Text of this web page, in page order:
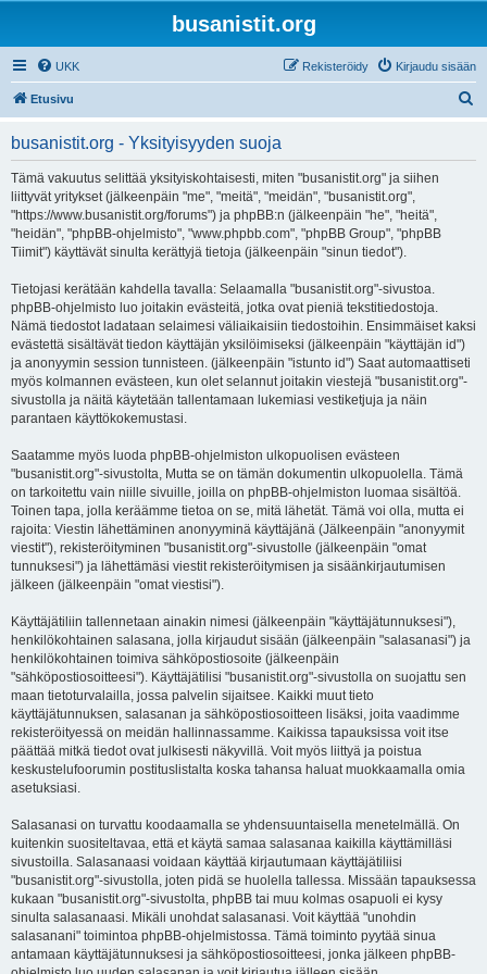
busanistit.org
UKK Kirjaudu sisään
Rekisteröidy
Etusivu
busanistit.org - Yksityisyyden suoja
Tämä vakuutus selittää yksityiskohtaisesti, miten "busanistit.org" ja siihen
liittyvät yritykset (jälkeenpäin "me", "meitä", "meidän", "busanistit.org",
"https://www.busanistit.org/forums") ja phpBB:n (jälkeenpäin "he", "heitä",
"heidän", "phpBB-ohjelmisto", "www.phpbb.com", "phpBB Group", "phpBB
Tiimit") käyttävät sinulta kerättyjä tietoja (jälkeenpäin "sinun tiedot").
Tietojasi kerätään kahdella tavalla: Selaamalla "busanistit.org"-sivustoa.
phpBB-ohjelmisto luo joitakin evästeitä, jotka ovat pieniä tekstitiedostoja.
Nämä tiedostot ladataan selaimesi väliaikaisiin tiedostoihin. Ensimmäiset kaksi
evästettä sisältävät tiedon käyttäjän yksilöimiseksi (jälkeenpäin "käyttäjän id")
ja anonyymin session tunnisteen. (jälkeenpäin "istunto id") Saat automaattiseti
myös kolmannen evästeen, kun olet selannut joitakin viestejä "busanistit.org"-
sivustolla ja näitä käytetään tallentamaan lukemiasi vestiketjuja ja näin
parantaen käyttökokemustasi.
Saatamme myös luoda phpBB-ohjelmiston ulkopuolisen evästeen
"busanistit.org"-sivustolta, Mutta se on tämän dokumentin ulkopuolella. Tämä
on tarkoitettu vain niille sivuille, joilla on phpBB-ohjelmiston luomaa sisältöä.
Toinen tapa, jolla keräämme tietoa on se, mitä lähetät. Tämä voi olla, mutta ei
rajoita: Viestin lähettäminen anonyyminä käyttäjänä (Jälkeenpäin "anonyymit
viestit"), rekisteröityminen "busanistit.org"-sivustolle (jälkeenpäin "omat
tunnuksesi") ja lähettämäsi viestit rekisteröitymisen ja sisäänkirjautumisen
jälkeen (jälkeenpäin "omat viestisi").
Käyttäjätiliin tallennetaan ainakin nimesi (jälkeenpäin "käyttäjätunnuksesi"),
henkilökohtainen salasana, jolla kirjaudut sisään (jälkeenpäin "salasanasi") ja
henkilökohtainen toimiva sähköpostiosoite (jälkeenpäin
"sähköpostiosoitteesi"). Käyttäjätilisi "busanistit.org"-sivustolla on suojattu sen
maan tietoturvalailla, jossa palvelin sijaitsee. Kaikki muut tieto
käyttäjätunnuksen, salasanan ja sähköpostiosoitteen lisäksi, joita vaadimme
rekisteröityessä on meidän hallinnassamme. Kaikissa tapauksissa voit itse
päättää mitkä tiedot ovat julkisesti näkyvillä. Voit myös liittyä ja poistua
keskustelufoorumin postituslistalta koska tahansa haluat muokkaamalla omia
asetuksiasi.
Salasanasi on turvattu koodaamalla se yhdensuuntaisella menetelmällä. On
kuitenkin suositeltavaa, että et käytä samaa salasanaa kaikilla käyttämilläsi
sivustoilla. Salasanaasi voidaan käyttää kirjautumaan käyttäjätiliisi
"busanistit.org"-sivustolla, joten pidä se huolella tallessa. Missään tapauksessa
kukaan "busanistit.org"-sivustolta, phpBB tai muu kolmas osapuoli ei kysy
sinulta salasanaasi. Mikäli unohdat salasanasi. Voit käyttää "unohdin
salasanani" toimintoa phpBB-ohjelmistossa. Tämä toiminto pyytää sinua
antamaan käyttäjätunnuksesi ja sähköpostiosoitteesi, jonka jälkeen phpBB-